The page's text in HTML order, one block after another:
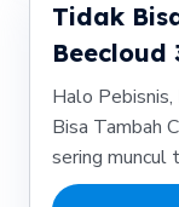
Tidak
Beecloud
Halo
Bisa Tambah
sering muncul